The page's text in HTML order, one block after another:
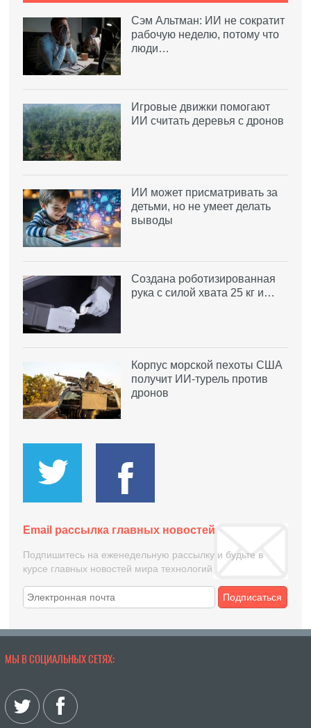
Сэм Альтман: ИИ не сократит
рабочую неделю, потому что
люди…
Игровые движки помогают
ИИ считать деревья с дронов
ИИ может присматривать за
детьми, но не умеет делать
выводы
Создана роботизированная
рука с силой хвата 25 кг и…
Корпус морской пехоты США
получит ИИ-турель против
дронов
Email рассылка главных новостей
Подпишитесь на еженедельную рассылку и будьте в
курсе главных новостей мира технологий
Подписаться
МЫ В СОЦИАЛЬНЫХ СЕТЯХ: